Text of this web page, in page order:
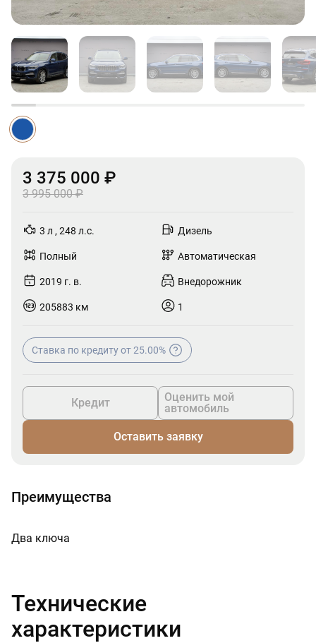
3 375 000 ₽
3 995 000 ₽
3 л , 248 л.с. Дизель
Полный Автоматическая
2019 г. в. Внедорожник
205883 км 1
Ставка по кредиту от 25.00%
Кредит
Оценить мой
автомобиль
Оставить заявку
Преимущества
Два ключа
Технические
характеристики